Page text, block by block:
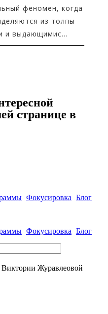
феномен, когда
из толпы
и выдающимис...
странице в
Фокусировка Блог
Фокусировка Блог
Журавлеовой